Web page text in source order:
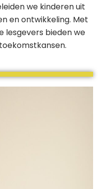
we kinderen uit
en ontwikkeling. Met
lesgevers bieden we